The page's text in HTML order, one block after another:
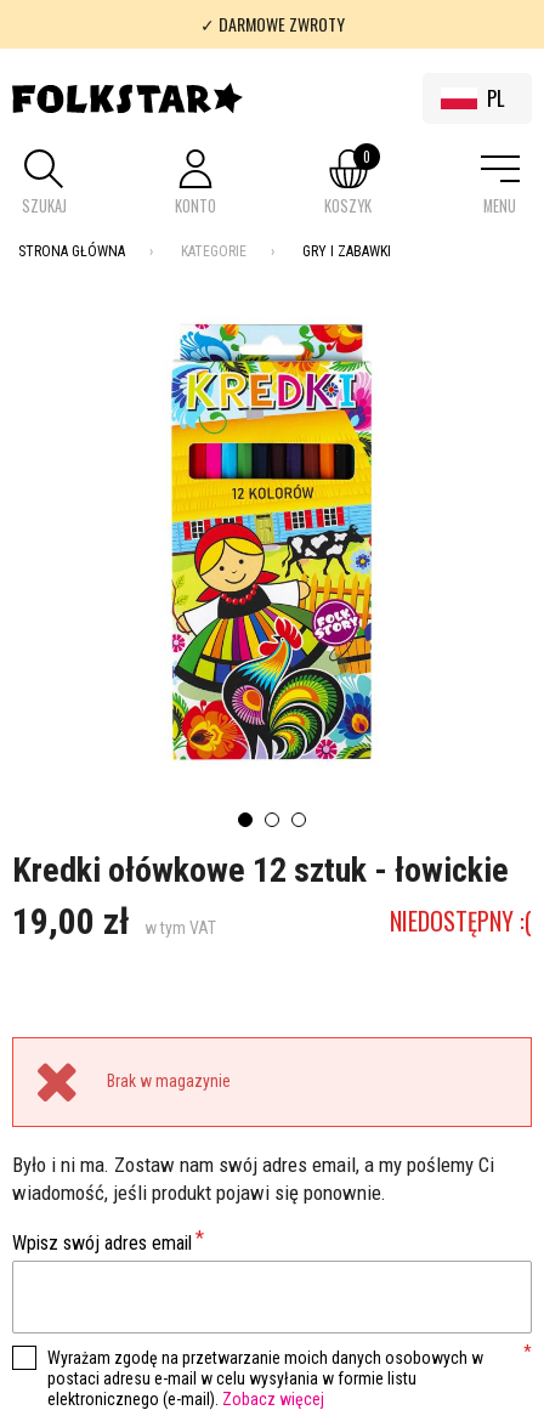
✓ DARMOWE ZWROTY
✓ 100% FOLKLOR
PL
SZUKAJ KONTO KOSZYK
0
MENU
STRONA GŁÓWNA KATEGORIE GRY I ZABAWKI
Kredki ołówkowe 12 sztuk - łowickie
19,00 zł w tym VAT NIEDOSTĘPNY :(
Brak w magazynie
Było i ni ma. Zostaw nam swój adres email, a my poślemy Ci
wiadomość, jeśli produkt pojawi się ponownie.
Wpisz swój adres email
Wyrażam zgodę na przetwarzanie moich danych osobowych w
postaci adresu e-mail w celu wysyłania w formie listu
elektronicznego (e-mail). Zobacz więcej